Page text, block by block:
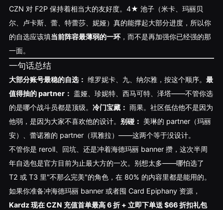
CZN 对 F2P 保持着相当大的友好度。4★ 池子（米卡、玛丽贝
尔、卢卡斯、蕾、特蕾莎、妮娅）真的能撑起大部分进度，所以你
的自选应该填当前阵容最薄弱的一环，而不是再加强你已经强的那
一面。
一句话总结
大部分账号最稳的自选： 维罗妮卡、九、纳尔雅，按这个顺序。 最
值得抽的 partner： 盖娅、珍妮特、西马可特、泽塔——不管你选
的是哪个战斗员都是顶级。 冷门宝藏： 雨果。社区低估他不是因为
他弱，是因为大家不喜欢他的设计。 别碰： 美琳的 partner（玛丽
安）、蕾诺雅的 partner（琪雅拉）——这两个等于没设计。
不管你是 reroll、回坑、还是冲着海德玛丽 banner 攒，这次半周
年自选包是官方目前为止最大方的一次。别想太多——哪怕选了
T2 或 T3 里"不那么完美"的角色，在 80% 的内容里都是能用的。
如果你准备冲海德玛丽 banner 或者囤 Card Epiphany 资源，
Kardz 现在 CZN 充值首单最高 6 折 + 立即下单送 $66 折扣礼包